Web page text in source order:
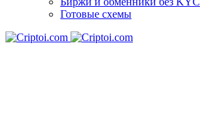
Готовые схемы